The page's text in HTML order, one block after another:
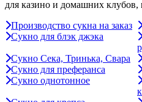
для казино и домашних клубов,
Производство сукна на заказ
Сукно для блэк джэка
Сукно Сека, Тринька, Свара
Сукно для преферанса
Сукно однотонное